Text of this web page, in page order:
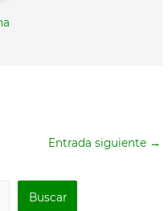
Entrada siguiente →
Buscar